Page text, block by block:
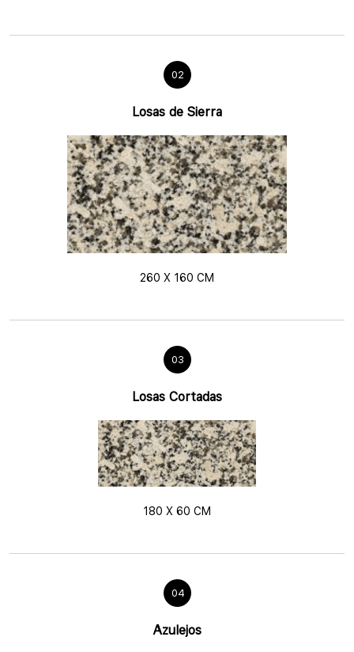
02
Losas de Sierra
260 X 160 CM
03
Losas Cortadas
180 X 60 CM
04
Azulejos